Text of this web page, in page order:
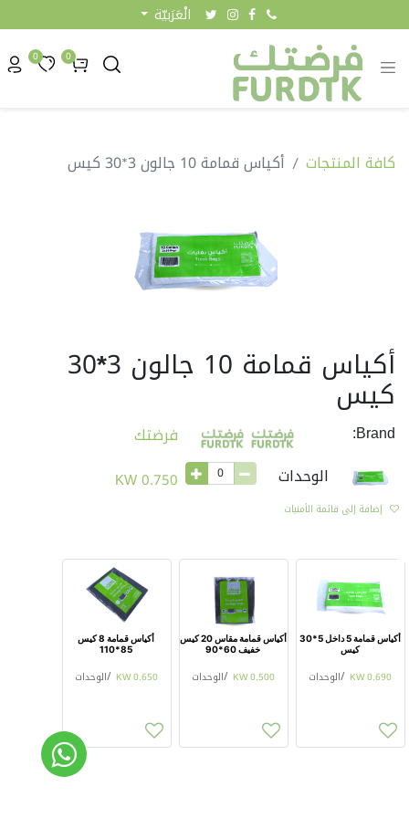
الْعَرَبيّة
0
0
كافة المنتجات أكياس قمامة 10 جالون 3*30 كيس
أكياس قمامة 10 جالون 3*30
كيس
Brand:
فرضتك
الوحدات
0.750
KW
إضافة إلى قائمة الأمنيات
أكياس قمامة 5 داخل 5*30
كيس
0.690
KW
/الوحدات
أكياس قمامة مقاس 20 كيس
خفيف 60*90
0.500
KW
/الوحدات
أكياس قمامة 8 كيس
85*110
0.650
KW
/الوحدات